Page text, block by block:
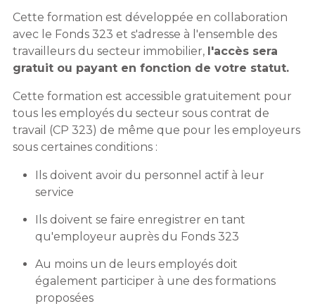
Cette formation est développée en collaboration
avec le Fonds 323 et s'adresse à l'ensemble des
travailleurs du secteur immobilier, l'accès sera
gratuit ou payant en fonction de votre statut.
Cette formation est accessible gratuitement pour
tous les employés du secteur sous contrat de
travail (CP 323) de même que pour les employeurs
sous certaines conditions :
Ils doivent avoir du personnel actif à leur
service
Ils doivent se faire enregistrer en tant
qu'employeur auprès du Fonds 323
Au moins un de leurs employés doit
également participer à une des formations
proposées